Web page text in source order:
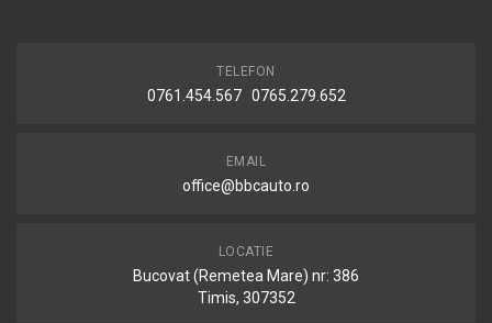
TELEFON
0761.454.567 0765.279.652
EMAIL
office@bbcauto.ro
LOCATIE
Bucovat (Remetea Mare) nr: 386
Timis, 307352